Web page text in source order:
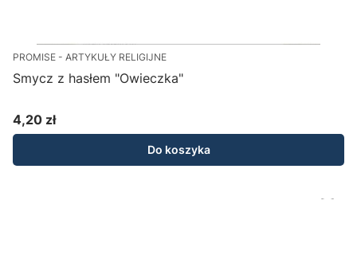
PROMISE - ARTYKUŁY RELIGIJNE
Smycz z hasłem "Owieczka"
Cena
4,20 zł
Do koszyka